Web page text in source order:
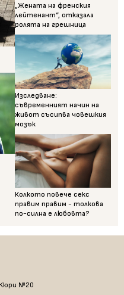
„Жената на френския
лейтенант“, отказала
ролята на грешница
Изследване:
съвременният начин на
живот съсипва човешкия
мозък
Колкото повече секс
правим правим - толкова
по-силна е любовта?
№20